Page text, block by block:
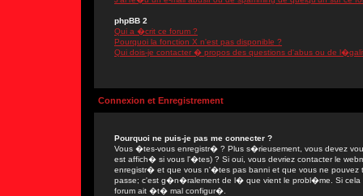
phpBB 2
Qui a �crit ce forum ?
Pourquoi la fonction X n'est pas disponible ?
Qui dois-je contacter � propos des questions d'abus ou de
Connexion et Enregistrement
Pourquoi ne puis-je pas me connecter ?
Vous �tes-vous enregistr� ? Plus s�rieusement, vous devez
est affich� si vous l'�tes) ? Si oui, vous devriez contacter le
enregistr� et que vous n'�tes pas banni et que vous ne pouvez
passe; c'est g�n�ralement de l� que vient le probl�me. Si cela
forum ait �t� mal configur�.